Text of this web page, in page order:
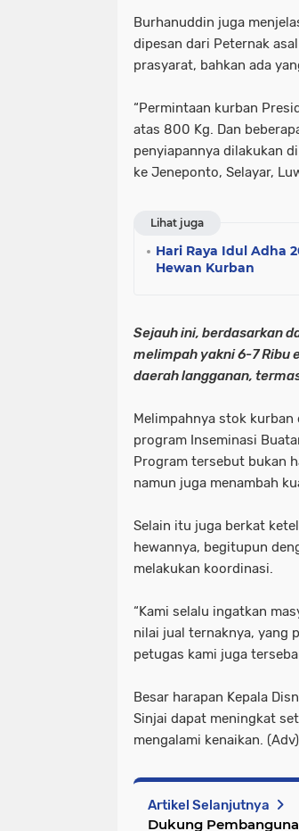
Burhanuddin juga
dipesan dari Peternak
prasyarat, bahkan ada
“Permintaan kurban
atas 800 Kg. Dan
penyiapannya dilakukan
ke Jeneponto, Selayar,
Lihat juga
Hari Raya Idul Adha
Hewan Kurban
Sejauh ini, berdasarkan
melimpah yakni 6-7 Ribu
daerah langganan,
Melimpahnya stok
program Inseminasi
Program tersebut bukan
namun juga menambah
Selain itu juga berkat
hewannya, begitupun
melakukan koordinasi.
“Kami selalu ingatkan
nilai jual ternaknya, yang
petugas kami juga
Besar harapan Kepala
Sinjai dapat meningkat
mengalami kenaikan.
Artikel Selanjutnya
Dukung